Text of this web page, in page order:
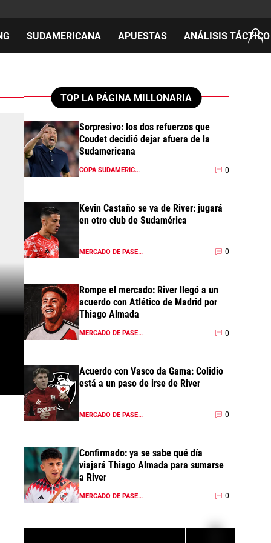
SUDAMERICANA APUESTAS ANÁLISIS TÁCTICO
del día
TOP LA PÁGINA MILLONARIA
Sorpresivo: los dos refuerzos que
Coudet decidió dejar afuera de la
Sudamericana
COPA SUDAMERICANA 2026 0
Kevin Castaño se va de River: jugará
en otro club de Sudamérica
MERCADO DE PASES 2026 0
Rompe el mercado: River llegó a un
acuerdo con Atlético de Madrid por
Thiago Almada
MERCADO DE PASES 2026 0
Acuerdo con Vasco da Gama: Colidio
está a un paso de irse de River
MERCADO DE PASES 2026 0
Confirmado: ya se sabe qué día
viajará Thiago Almada para sumarse
a River
MERCADO DE PASES 2026 0